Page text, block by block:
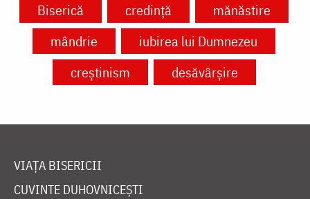
Biserică credință
mănăstire
mândrie
iubirea lui Dumnezeu
creștinism
desăvârșire
VIAȚA BISERICII
CUVINTE DUHOVNICEȘTI